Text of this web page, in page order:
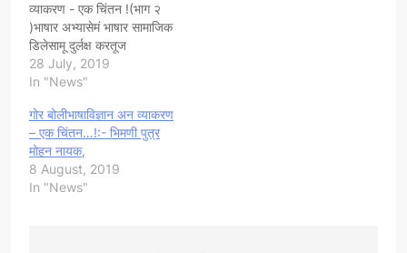
व्याकरण - एक चिंतन !(भाग २
)भाषार अभ्यासेमं भाषार सामाजिक
डिलेसामू दुर्लक्ष करतूज
आयेनी.भाषारो सामाजिक डील
कतोज समाजभाषाविज्ञान."भाषेच्या
करणारी शाखा म्हणजेच
समाजभाषाविज्ञान"हानू डाॅ.कल्याण
काळे ये भाषातज्ञेर केण छ.भाषार
अभ्यासेमं समाजे माईर भाषार
आविष्कारेनं घणो मोल
28 July, 2019
In "News"
गोर बोलीभाषाविज्ञान अन व्याकरण
– एक चिंतन…!:- भिमणी पुत्र
मोहन नायक,
8 August, 2019
In "News"